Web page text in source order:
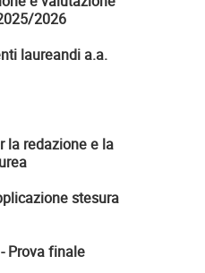
2026
laureandi a.a.
la redazione e la
stesura
Prova finale